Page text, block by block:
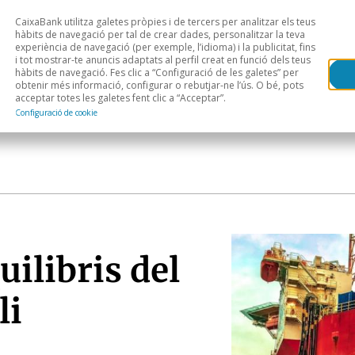
Anàlisi sectorial Àrees geogràfiques
CaixaBank utilitza galetes pròpies i de tercers per analitzar els teus
hàbits de navegació per tal de crear dades, personalitzar la teva
experiència de navegació (per exemple, l’idioma) i la publicitat, fins
i tot mostrar-te anuncis adaptats al perfil creat en funció dels teus
hàbits de navegació. Fes clic a “Configuració de les galetes” per
obtenir més informació, configurar o rebutjar-ne l’ús. O bé, pots
acceptar totes les galetes fent clic a “Acceptar”.
Configuració de cookie
del